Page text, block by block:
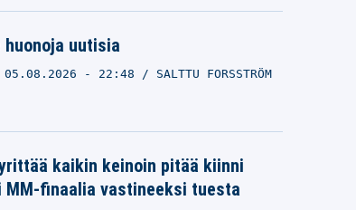
huonoja uutisia
05.08.2026 - 22:48 SALTTU FORSSTRÖM
kaikin keinoin pitää kiinni
finaalia vastineeksi tuesta